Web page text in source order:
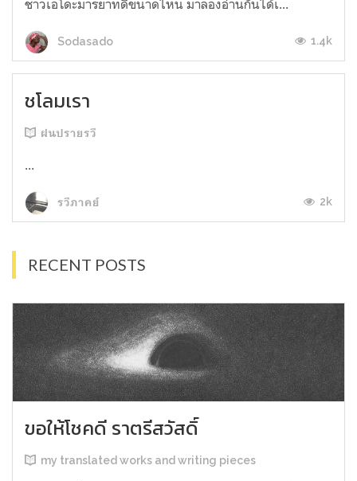
ชาวเอโดะมารยาทดีขนาดไหน มาลองอ่านกันได้เ...
Sodasado 1.4k
ชโลมเรา
ฝนปรายรวี
...
รวีภาคย์ 2k
RECENT POSTS
ขอให้โชคดี ราตรีสวัสดิ์
my translated works and writing pieces